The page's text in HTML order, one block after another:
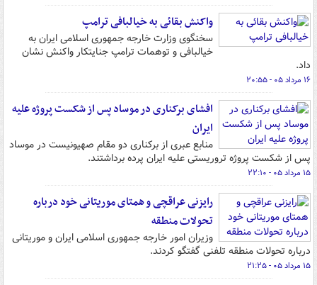
واکنش بقائی به خیالبافی ترامپ
سخنگوی وزارت خارجه جمهوری اسلامی ایران به
خیالبافی و توهمات ترامپ جنایتکار واکنش نشان
داد.
۱۶ مرداد ۰۵ - ۲۰:۵۵
افشای برکناری در موساد پس از شکست پروژه علیه
ایران
منابع عبری از برکناری دو مقام صهیونیست در موساد
پس از شکست پروژه تروریستی علیه ایران پرده برداشتند.
۱۵ مرداد ۰۵ - ۲۲:۱۰
رایزنی عراقچی و همتای موریتانی خود درباره
تحولات منطقه
وزیران امور خارجه جمهوری اسلامی ایران و موریتانی
درباره تحولات منطقه تلفنی گفتگو کردند.
۱۵ مرداد ۰۵ - ۲۱:۲۵